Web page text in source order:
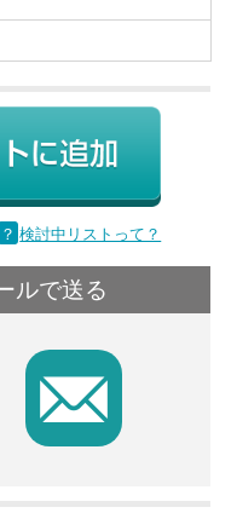
？ 検討中リストって？
ルで送る
F